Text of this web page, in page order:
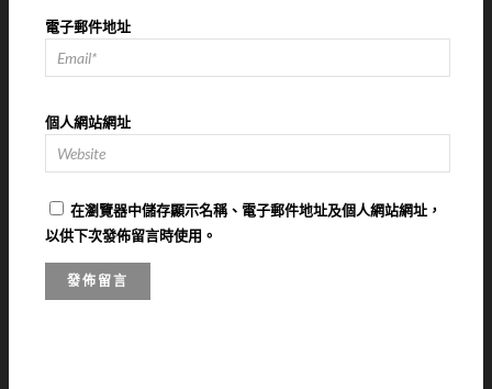
電子郵件地址
個人網站網址
在瀏覽器中儲存顯示名稱、電子郵件地址及個人網站網址，
以供下次發佈留言時使用。